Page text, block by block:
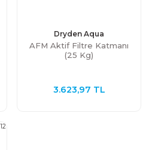
Dryden Aqua
AFM Aktif Filtre Katmanı
(25 Kg)
3.623,97 TL